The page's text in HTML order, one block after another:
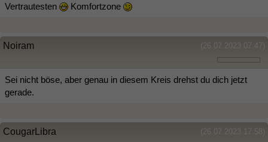
Vertrautesten
Komfortzone
(26.07.2023 07:47)
Noiram
Sei nicht böse, aber genau in diesem Kreis drehst du dich jetzt
gerade.
(26.07.2023 17:58)
CougarLibra